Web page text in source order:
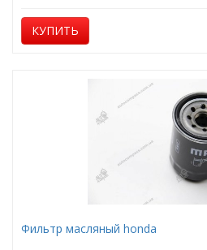
КУПИТЬ
Фильтр масляный honda